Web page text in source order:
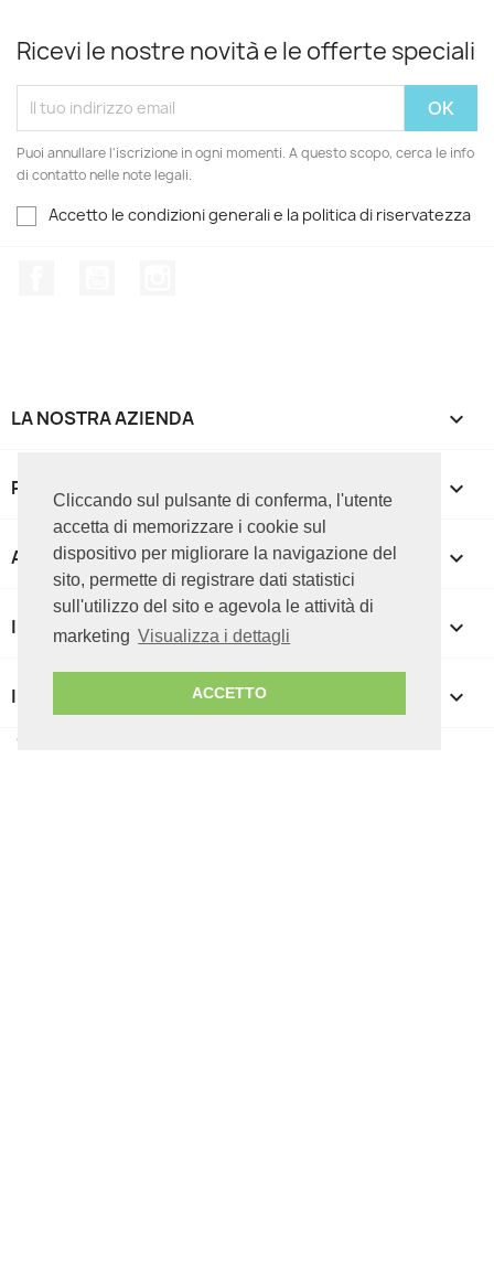
Cliccando sul pulsante di conferma, l'utente
accetta di memorizzare i cookie sul
dispositivo per migliorare la navigazione del
sito, permette di registrare dati statistici
sull'utilizzo del sito e agevola le attività di
marketing Visualizza i dettagli
ACCETTO
Ricevi le nostre novità e le offerte speciali
Puoi annullare l'iscrizione in ogni momenti. A questo scopo, cerca le info
di contatto nelle note legali.
Accetto le condizioni generali e la politica di riservatezza
LA NOSTRA AZIENDA 
PRODOTTI 
APPROFONDIMENTI 
IL TUO ACCOUNT 
INFORMAZIONI NEGOZIO keyboard_arrow_down
© 2026 ICT CUBE srl - P.IVA 07085050727